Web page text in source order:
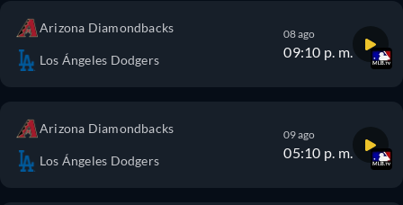
Arizona Diamondbacks
Los Ángeles Dodgers
08 ago
09:10 p. m.
Arizona Diamondbacks
Los Ángeles Dodgers
09 ago
05:10 p. m.